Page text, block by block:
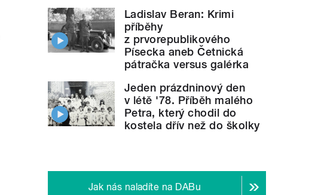
Ladislav Beran: Krimi
příběhy
z prvorepublikového
Písecka aneb Četnická
pátračka versus galérka
Jeden prázdninový den
v létě '78. Příběh malého
Petra, který chodil do
kostela dřív než do školky
Jak nás naladíte na DABu